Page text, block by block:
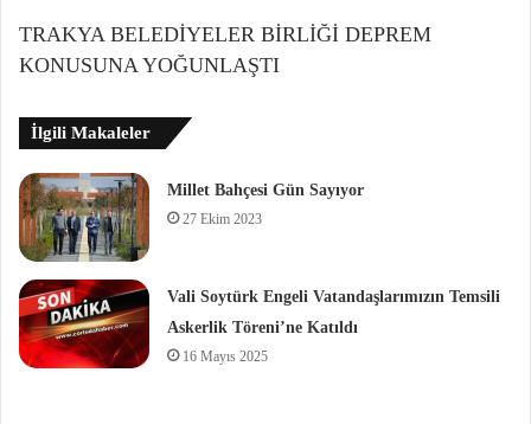
TRAKYA BELEDİYELER BİRLİĞİ DEPREM
KONUSUNA YOĞUNLAŞTI
İlgili Makaleler
Millet Bahçesi Gün Sayıyor
27 Ekim 2023
Vali Soytürk Engeli Vatandaşlarımızın Temsili
Askerlik Töreni’ne Katıldı
16 Mayıs 2025